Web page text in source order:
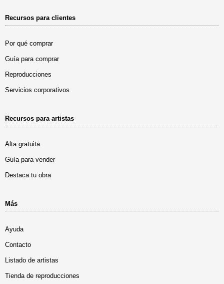
Recursos para clientes
Por qué comprar
Guía para comprar
Reproducciones
Servicios corporativos
Recursos para artistas
Alta gratuita
Guía para vender
Destaca tu obra
Más
Ayuda
Contacto
Listado de artistas
Tienda de reproducciones